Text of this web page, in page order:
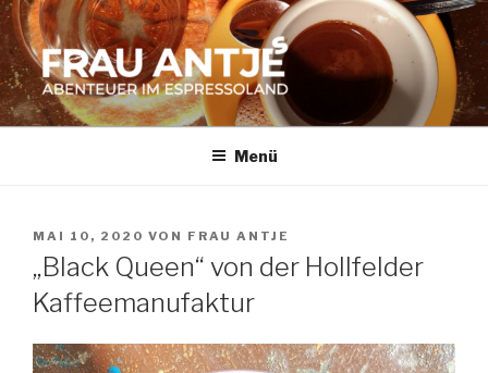
Zum
Inhalt
springen
FRAU ANTJES
Abenteuer im Espresso-Land
Menü
VERÖFFENTLICHT
AM
MAI 10, 2020 VON FRAU ANTJE
„Black Queen“ von der Hollfelder
Kaffeemanufaktur